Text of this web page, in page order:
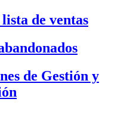
de ventas
de Gestión y